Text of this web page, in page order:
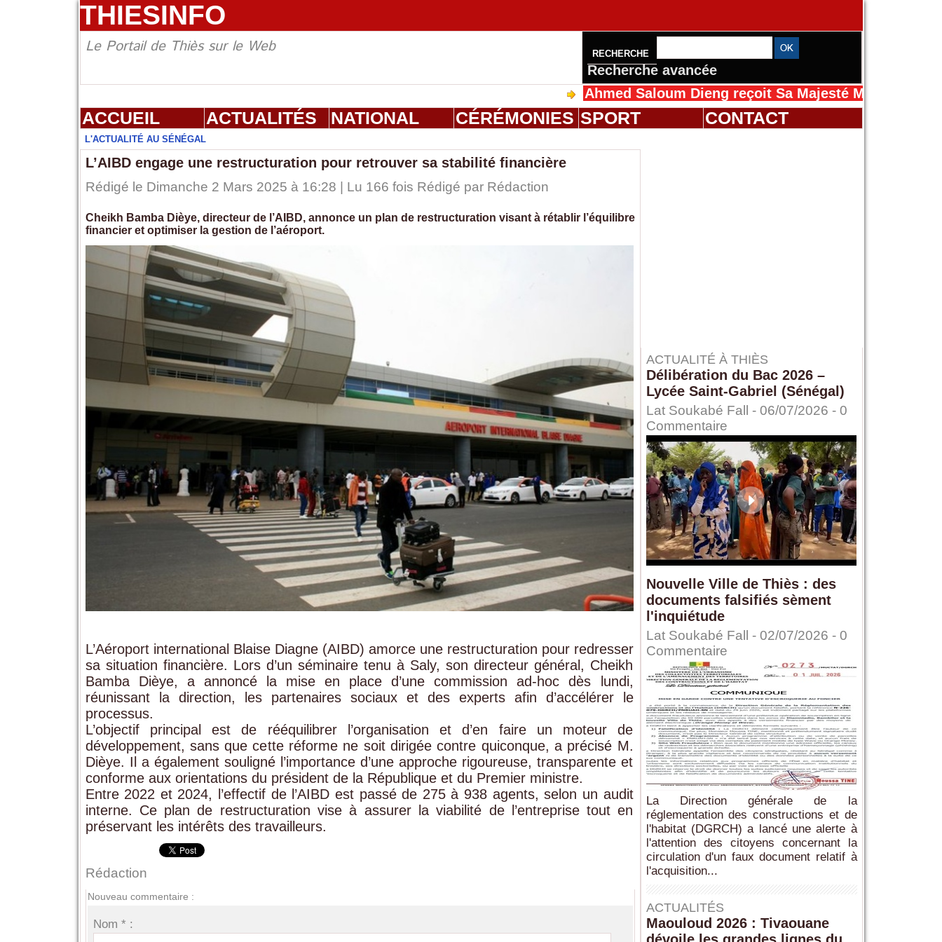
THIESINFO
Le Portail de Thiès sur le Web RECHERCHE
Recherche avancée
Ahmed Saloum Dieng reçoit Sa Majesté Mansah Cissé au
ACCUEIL ACTUALITÉS NATIONAL CÉRÉMONIES SPORT CONTACT
L'ACTUALITÉ AU SÉNÉGAL
L’AIBD engage une restructuration pour retrouver sa stabilité financière
Rédigé le Dimanche 2 Mars 2025 à 16:28 | Lu 166 fois Rédigé par Rédaction
Cheikh Bamba Dièye, directeur de l’AIBD, annonce un plan de restructuration visant à rétablir l’équilibre
financier et optimiser la gestion de l’aéroport.
L’Aéroport international Blaise Diagne (AIBD) amorce une restructuration pour redresser
sa situation financière. Lors d’un séminaire tenu à Saly, son directeur général, Cheikh
Bamba Dièye, a annoncé la mise en place d’une commission ad-hoc dès lundi,
réunissant la direction, les partenaires sociaux et des experts afin d’accélérer le
processus.
L’objectif principal est de rééquilibrer l’organisation et d’en faire un moteur de
développement, sans que cette réforme ne soit dirigée contre quiconque, a précisé M.
Dièye. Il a également souligné l’importance d’une approche rigoureuse, transparente et
conforme aux orientations du président de la République et du Premier ministre.
Entre 2022 et 2024, l’effectif de l’AIBD est passé de 275 à 938 agents, selon un audit
interne. Ce plan de restructuration vise à assurer la viabilité de l’entreprise tout en
préservant les intérêts des travailleurs.
Rédaction
Nouveau commentaire :
Nom * :
ACTUALITÉ À THIÈS
Délibération du Bac 2026 –
Lycée Saint-Gabriel (Sénégal)
Lat Soukabé Fall - 06/07/2026 - 0
Commentaire
Nouvelle Ville de Thiès : des
documents falsifiés sèment
l'inquiétude
Lat Soukabé Fall - 02/07/2026 - 0
Commentaire
La Direction générale de la
réglementation des constructions et de
l'habitat (DGRCH) a lancé une alerte à
l'attention des citoyens concernant la
circulation d'un faux document relatif à
l'acquisition...
ACTUALITÉS
Maouloud 2026 : Tivaouane